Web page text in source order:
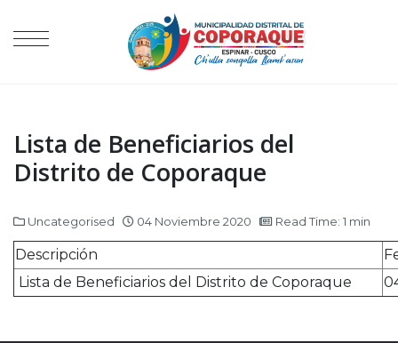
Lista de Beneficiarios del
Distrito de Coporaque
Uncategorised 04 Noviembre 2020 Read Time: 1 min
Descripción
Lista de Beneficiarios del Distrito de Coporaque